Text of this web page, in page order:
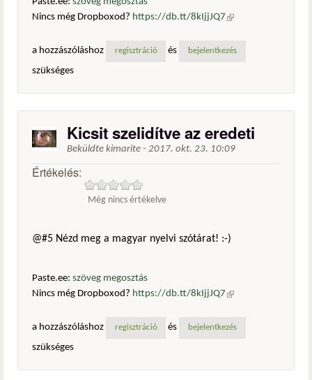
Nincs még Dropboxod? https://db.tt/8kIjjJQ7 (külső
a hozzászóláshoz
regisztráció és bejelentkezés
szükséges
Kicsit szelidítve az eredeti
Beküldte kimarite - 2017. okt. 23. 10:09
Értékelés:
Még nincs értékelve
@#5 Nézd meg a magyar nyelvi szótárat! :-)
Paste.ee: szöveg megosztás
Nincs még Dropboxod? https://db.tt/8kIjjJQ7 (külső
a hozzászóláshoz
regisztráció és bejelentkezés
szükséges